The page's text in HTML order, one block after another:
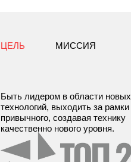
ЦЕЛЬ МИССИЯ
Быть лидером в области новых
технологий, выходить за рамки
привычного, создавая технику
качественно нового уровня.